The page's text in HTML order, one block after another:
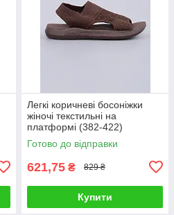
Легкі коричневі босоніжки
жіночі текстильні на
платформі (382-422)
Готово до відправки
621,75 ₴ 829 ₴
Купити